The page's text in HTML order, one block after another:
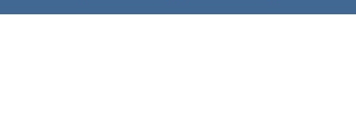
southarbia24@gmail.com